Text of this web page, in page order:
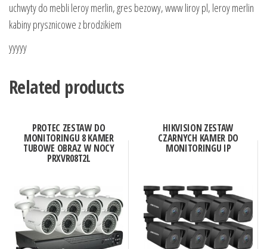
uchwyty do mebli leroy merlin, gres bezowy, www liroy pl, leroy merlin
kabiny prysznicowe z brodzikiem
yyyyy
Related products
PROTEC ZESTAW DO
MONITORINGU 8 KAMER
TUBOWE OBRAZ W NOCY
PRXVR08T2L
HIKVISION ZESTAW
CZARNYCH KAMER DO
MONITORINGU IP